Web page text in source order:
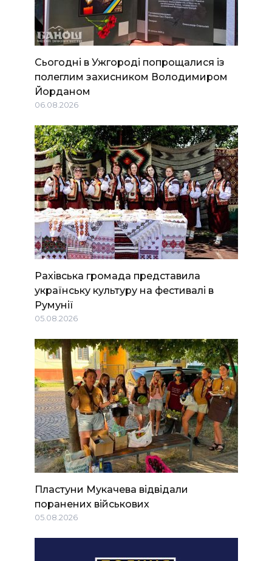
Сьогодні в Ужгороді попрощалися із
полеглим захисником Володимиром
Йорданом
06.08.2026
Рахівська громада представила
українську культуру на фестивалі в
Румунії
05.08.2026
Пластуни Мукачева відвідали
поранених військових
05.08.2026